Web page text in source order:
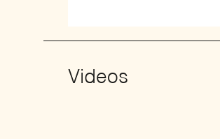
Videos